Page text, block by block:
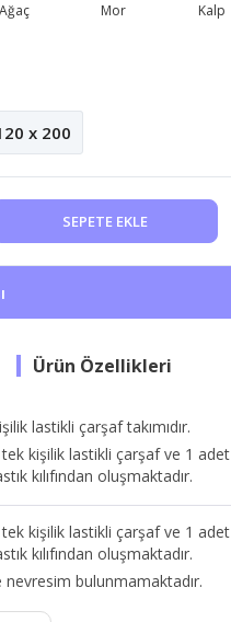
Ağaç Mor Kalp
x 200
SEPETE EKLE
lastikli çarşaf takımıdır.
kişilik lastikli çarşaf ve 1 adet
kılıfından oluşmaktadır.
kişilik lastikli çarşaf ve 1 adet
kılıfından oluşmaktadır.
nevresim bulunmamaktadır.